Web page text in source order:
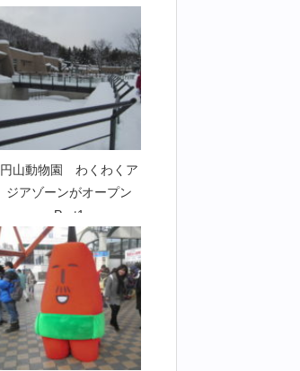
円山動物園 わくわくア
ジアゾーンがオープン
Part1